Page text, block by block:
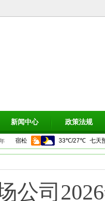
新闻中心 政策法规
公司